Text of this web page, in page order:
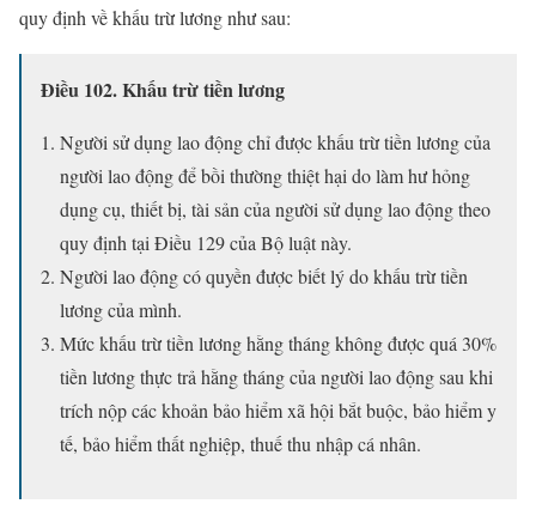
quy định về khấu trừ lương như sau:
Điều 102. Khấu trừ tiền lương
Người sử dụng lao động chỉ được khấu trừ tiền lương của
người lao động để bồi thường thiệt hại do làm hư hỏng
dụng cụ, thiết bị, tài sản của người sử dụng lao động theo
quy định tại Điều 129 của Bộ luật này.
Người lao động có quyền được biết lý do khấu trừ tiền
lương của mình.
Mức khấu trừ tiền lương hằng tháng không được quá 30%
tiền lương thực trả hằng tháng của người lao động sau khi
trích nộp các khoản bảo hiểm xã hội bắt buộc, bảo hiểm y
tế, bảo hiểm thất nghiệp, thuế thu nhập cá nhân.